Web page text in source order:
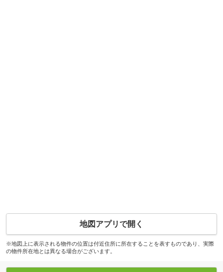
地図アプリで開く
※地図上に表示される物件の位置は付近住所に所在することを表すものであり、実際
の物件所在地とは異なる場合がございます。